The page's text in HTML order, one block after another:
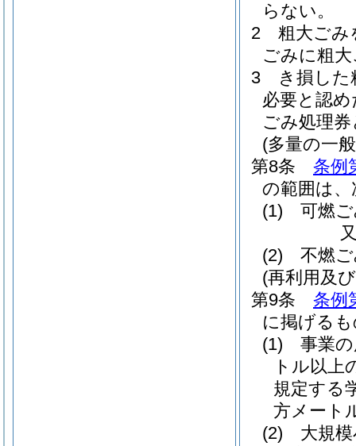
らない。
2
粗大ごみ
ごみに粗
3
き損し
必要と認
ごみ処理
(多量の一
第8条
条例
の範囲は
(1)
可燃
(2)
不燃
(再利用及
第9条
条例
に掲げる
(1)
事業
トル以上
規定する
方メート
(2)
大規